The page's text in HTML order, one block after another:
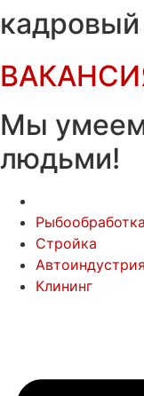
к
Мы умеем
людьми!
Рыбообработка
Стройка
Автоиндустрия
Клининг